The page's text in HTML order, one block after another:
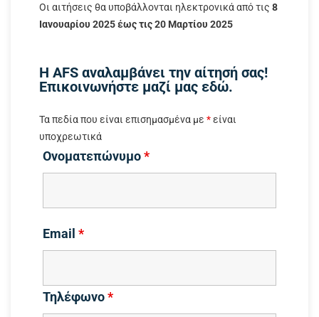
Οι αιτήσεις θα υποβάλλονται ηλεκτρονικά από τις 8
Ιανουαρίου 2025 έως τις 20 Μαρτίου 2025
Η AFS αναλαμβάνει την αίτησή σας!
Επικοινωνήστε μαζί μας εδώ.
Τα πεδία που είναι επισημασμένα με *είναι
υποχρεωτικά
Ονοματεπώνυμο*
Email *
Τηλέφωνο*